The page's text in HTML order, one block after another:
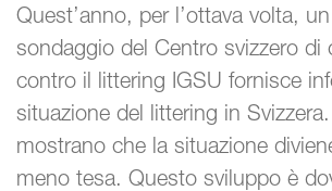
Quest’anno, per l’ottava volta,
sondaggio del Centro svizzero di
contro il littering IGSU fornisce
situazione del littering in
mostrano che la situazione
meno tesa. Questo sviluppo è